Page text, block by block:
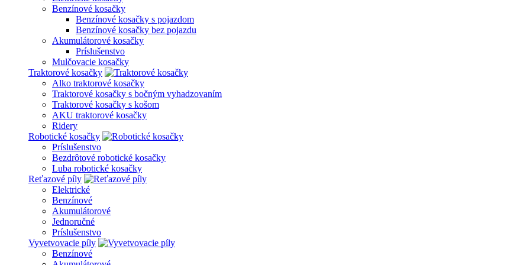
Benzínové kosačky
Benzínové kosačky s pojazdom
Benzínové kosačky bez pojazdu
Akumulátorové kosačky
Príslušenstvo
Mulčovacie kosačky
Traktorové kosačky
Alko traktorové kosačky
Traktorové kosačky s bočným vyhadzovaním
Traktorové kosačky s košom
AKU traktorové kosačky
Ridery
Robotické kosačky
Príslušenstvo
Bezdrôtové robotické kosačky
Luba robotické kosačky
Reťazové píly
Elektrické
Benzínové
Akumulátorové
Jednoručné
Príslušenstvo
Vyvetvovacie píly
Benzínové